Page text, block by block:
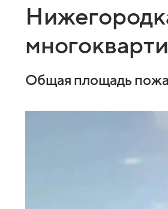
Общая площадь